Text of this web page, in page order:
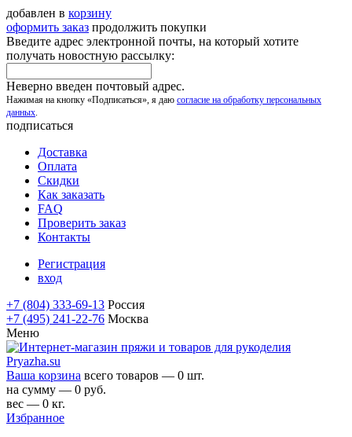
добавлен в корзину
оформить заказ продолжить покупки
Введите адрес электронной почты, на который хотите
получать новостную рассылку:
Неверно введен почтовый адрес.
Нажимая на кнопку «Подписаться», я даю согласие на обработку персональных
данных.
подписаться
Доставка
Оплата
Скидки
Как заказать
FAQ
Проверить заказ
Контакты
Регистрация
вход
+7 (804) 333-69-13 Россия
+7 (495) 241-22-76 Москва
Меню
Ваша корзина всего товаров — 0 шт.
на сумму — 0 руб.
вес — 0 кг.
Избранное